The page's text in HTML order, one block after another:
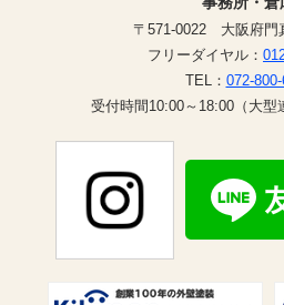
〒571-0022 大阪府門
フリーダイヤル：
TEL： 072-
受付時間10:00～18:00（大型